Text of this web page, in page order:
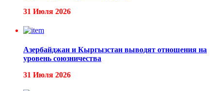
31 Июля 2026
Азербайджан и Кыргызстан выводят отношения на
уровень союзничества
31 Июля 2026